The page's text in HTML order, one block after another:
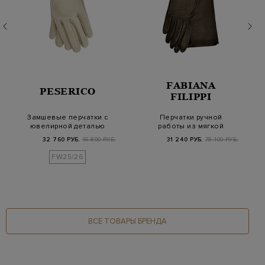
PESERICO
Замшевые перчатки с
ювелирной деталью
32 760 РУБ. 46 800 РУБ.
FW25/26
FABIANA
FILIPPI
Перчатки ручной
работы из мягкой
31 240 РУБ. 78 100 РУБ.
ВСЕ ТОВАРЫ БРЕНДА